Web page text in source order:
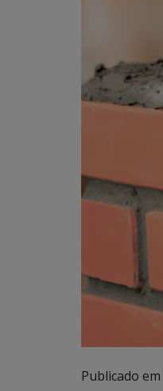
Publicado em